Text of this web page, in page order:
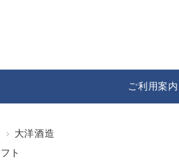
ご利用案内
大洋酒造
ト